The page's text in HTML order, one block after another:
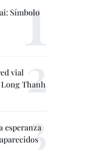
Símbolo
vial
Thanh
esperanza